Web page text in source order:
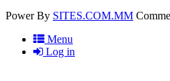
Power By SITES.COM.MM
Menu
Log in